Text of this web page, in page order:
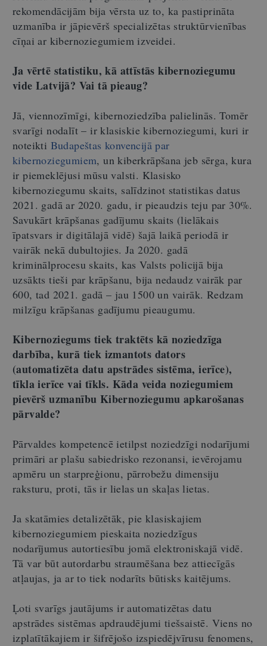
rekomendācijām bija vērsta uz to, ka pastiprināta
uzmanība ir jāpievērš specializētas struktūrvienības
cīņai ar kibernoziegumiem izveidei.
Ja vērtē statistiku, kā attīstās kibernoziegumu
vide Latvijā? Vai tā pieaug?
Jā, viennozīmīgi, kibernoziedzība palielinās. Tomēr
svarīgi nodalīt – ir klasiskie kibernoziegumi, kuri ir
noteikti Budapeštas konvencijā par
kibernoziegumiem, un kiberkrāpšana jeb sērga, kura
ir piemeklējusi mūsu valsti. Klasisko
kibernoziegumu skaits, salīdzinot statistikas datus
2021. gadā ar 2020. gadu, ir pieaudzis teju par 30%.
Savukārt krāpšanas gadījumu skaits (lielākais
īpatsvars ir digitālajā vidē) šajā laikā periodā ir
vairāk nekā dubultojies. Ja 2020. gadā
kriminālprocesu skaits, kas Valsts policijā bija
uzsākts tieši par krāpšanu, bija nedaudz vairāk par
600, tad 2021. gadā – jau 1500 un vairāk. Redzam
milzīgu krāpšanas gadījumu pieaugumu.
Kibernoziegums tiek traktēts kā noziedzīga
darbība, kurā tiek izmantots dators
(automatizēta datu apstrādes sistēma, ierīce),
tīkla ierīce vai tīkls. Kāda veida noziegumiem
pievērš uzmanību Kibernoziegumu apkarošanas
pārvalde?
Pārvaldes kompetencē ietilpst noziedzīgi nodarījumi
primāri ar plašu sabiedrisko rezonansi, ievērojamu
apmēru un starpreģionu, pārrobežu dimensiju
raksturu, proti, tās ir lielas un skaļas lietas.
Ja skatāmies detalizētāk, pie klasiskajiem
kibernoziegumiem pieskaita noziedzīgus
nodarījumus autortiesību jomā elektroniskajā vidē.
Tā var būt autordarbu straumēšana bez attiecīgās
atļaujas, ja ar to tiek nodarīts būtisks kaitējums.
Ļoti svarīgs jautājums ir automatizētas datu
apstrādes sistēmas apdraudējumi tiešsaistē. Viens no
izplatītākajiem ir šifrējošo izspiedējvīrusu fenomens,